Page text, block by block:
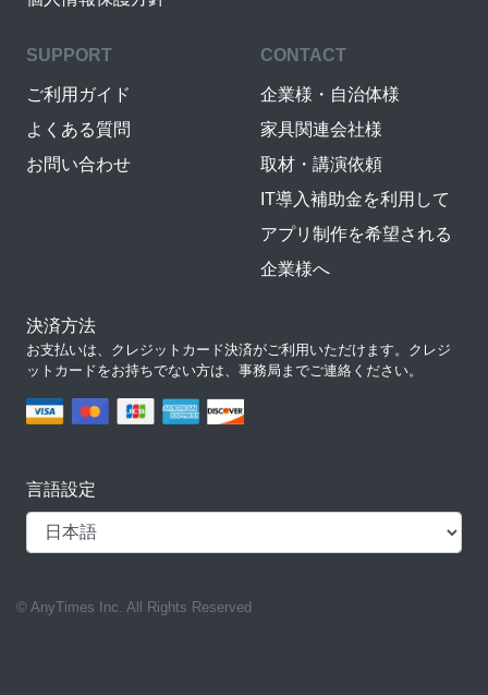
SUPPORT
ご利用ガイド
よくある質問
お問い合わせ
CONTACT
企業様・自治体様
家具関連会社様
取材・講演依頼
IT導入補助金を利用して
アプリ制作を希望される
企業様へ
決済方法
お支払いは、クレジットカード決済がご利用いただけます。クレジ
ットカードをお持ちでない方は、事務局までご連絡ください。
言語設定
© AnyTimes Inc. All Rights Reserved